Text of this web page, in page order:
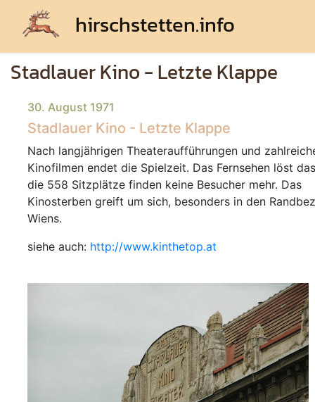
hirschstetten.info
Stadlauer Kino - Letzte Klappe
30. August 1971
Stadlauer Kino - Letzte Klappe
Nach langjährigen Theateraufführungen und
Kinofilmen endet die Spielzeit. Das Fernsehen löst
die 558 Sitzplätze finden keine Besucher mehr. Das
Kinosterben greift um sich, besonders in den
Wiens.
siehe auch: http://www.kinthetop.at